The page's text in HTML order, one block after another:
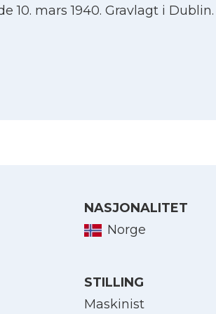
10. mars 1940. Gravlagt i Dublin.
NASJONALITET
Norge
STILLING
Maskinist